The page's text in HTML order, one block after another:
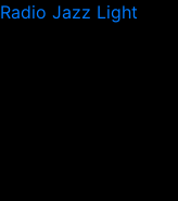
Radio Jazz Light